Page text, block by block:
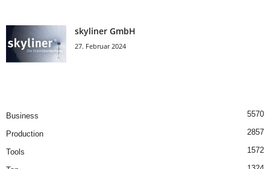
skyliner GmbH
27. Februar 2024
Business 5570
Production 2857
Tools 1572